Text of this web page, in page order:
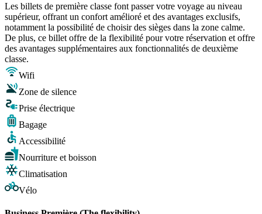
Les billets de première classe font passer votre voyage au niveau
supérieur, offrant un confort amélioré et des avantages exclusifs,
notamment la possibilité de choisir des sièges dans la zone calme.
De plus, ce billet offre de la flexibilité pour votre réservation et offre
des avantages supplémentaires aux fonctionnalités de deuxième
classe.
Wifi
Zone de silence
Prise électrique
Bagage
Accessibilité
Nourriture et boisson
Climatisation
Vélo